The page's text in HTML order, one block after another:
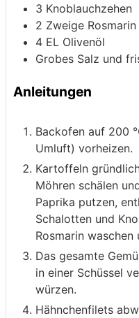
3 Knoblauchzehen
2 Zweige Rosmarin
4 EL Olivenöl
Grobes Salz und
Anleitungen
Backofen auf 200
Umluft) vorheizen.
Kartoffeln
Möhren schälen
Paprika putzen,
Schalotten und
Rosmarin
Das gesamte
in einer Schüssel
würzen.
Hähnchenfilets